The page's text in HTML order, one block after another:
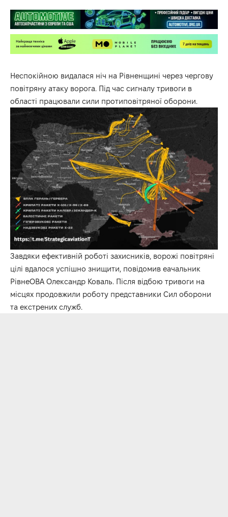
Неспокійною видалася ніч на Рівненщині через чергову
повітряну атаку ворога. Під час сигналу тривоги в
області працювали сили протиповітряної оборони.
Завдяки ефективній роботі захисників, ворожі повітряні
цілі вдалося успішно знищити, повідомив еачальник
РівнеОВА Олександр Коваль. Після відбою тривоги на
місцях продовжили роботу представники Сил оборони
та екстрених служб.